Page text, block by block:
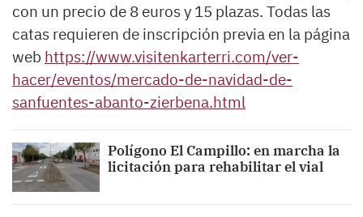
con un precio de 8 euros y 15 plazas. Todas las
catas requieren de inscripción previa en la página
web https://www.visitenkarterri.com/ver-
hacer/eventos/mercado-de-navidad-de-
sanfuentes-abanto-zierbena.html
Polígono El Campillo: en marcha la
licitación para rehabilitar el vial